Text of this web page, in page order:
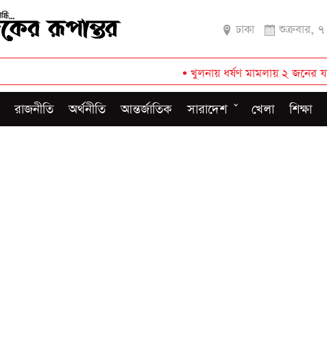
ঢাকা শুক্রবার,
খুলনায় ধর্ষণ মামলায় ২ জনের যাবজ্জীবন•
রাজনীতি অর্থনীতি আন্তর্জাতিক সারাদেশ খেলা শিক্ষা